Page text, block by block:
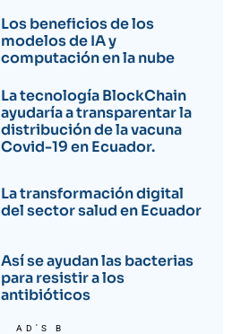
Los beneficios de los
modelos de IA y
computación en la nube
La tecnología BlockChain
ayudaría a transparentar la
distribución de la vacuna
Covid-19 en Ecuador.
La transformación digital
del sector salud en Ecuador
Así se ayudan las bacterias
para resistir a los
antibióticos
AD'S B